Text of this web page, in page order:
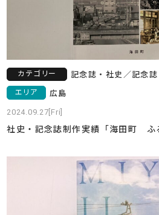
カテゴリー 記念誌・社史 ／記念
エリア 広島
2024.09.27[Fri]
社史・記念誌制作実績「海田町 ふ